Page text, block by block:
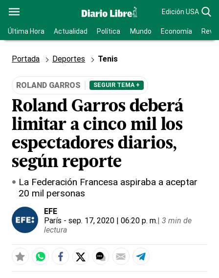
Edición USA
Última Hora Actualidad Política Mundo Economía
Portada Deportes Tenis
ROLAND GARROS SEGUIR TEMA +
Roland Garros deberá
limitar a cinco mil los
espectadores diarios,
según reporte
La Federación Francesa aspiraba a aceptar
20 mil personas
EFE
París - sep. 17, 2020 | 06:20 p. m.| 3 min de
lectura